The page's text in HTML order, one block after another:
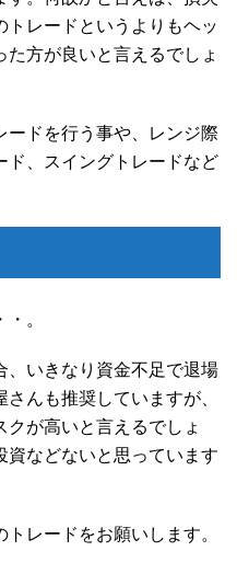
トレードというよりもヘッ
方が良いと言えるでしょ
ードを行う事や、レンジ際
ド、スイングトレードなど
。
、いきなり資金不足で退場
んも推奨していますが、
クが高いと言えるでしょ
資などないと思っています
レードをお願いします。